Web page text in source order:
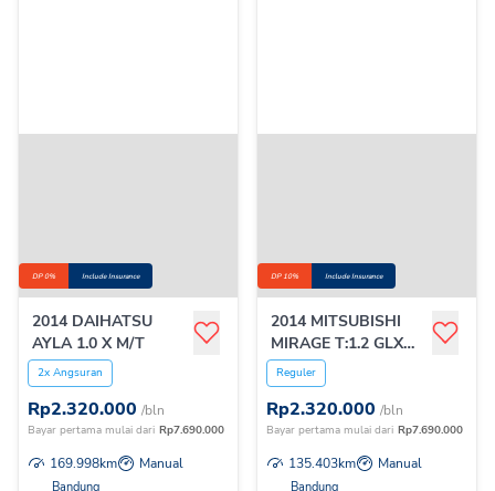
DP 0% Include Insurance
2014 DAIHATSU
AYLA 1.0 X M/T
2x Angsuran
Rp2.320.000 /bln
Bayar pertama mulai dari Rp7.690.000
169.998km Manual
Bandung
DP 10% Include Insurance
2014 MITSUBISHI
MIRAGE T:1.2 GLX
M/T
Reguler
Rp2.320.000 /bln
Bayar pertama mulai dari Rp7.690.000
135.403km Manual
Bandung